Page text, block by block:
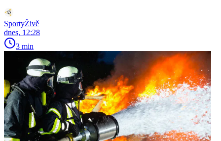
SportyŽivě
dnes, 12:28
3 min